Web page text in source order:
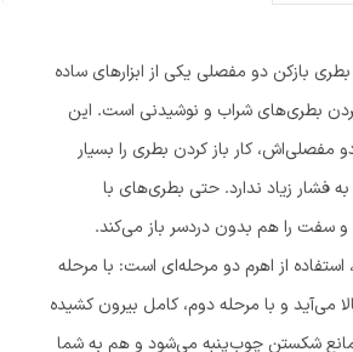
بازکن دو مفصلی یکی از ابزارهای ساده
کردن بطری‌های شراب و نوشیدنی است. این
مفصلی‌اش، کار باز کردن بطری را بسیار
فشار زیاد ندارد. حتی بطری‌های با
سفت را هم بدون دردسر باز می‌کند.
از اهرم دو مرحله‌ای است: با مرحله
می‌آید و با مرحله دوم، کامل بیرون کشیده
شکستن چوب‌پنبه می‌شود و هم به شما